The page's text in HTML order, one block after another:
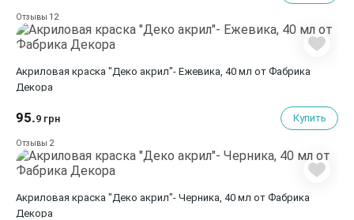
Отзывы 12
Акриловая краска "Деко акрил"- Ежевика, 40 мл от Фабрика
Декора
95.9 грн Купить
Отзывы 2
Акриловая краска "Деко акрил"- Черника, 40 мл от Фабрика
Декора